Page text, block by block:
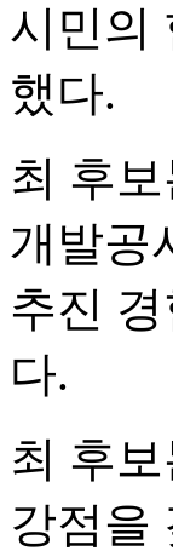
시민의
했다.
최 후
개발공
추진
다.
최 후
강점을